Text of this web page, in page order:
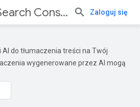
Console API Zaloguj się
do tłumaczenia treści na Twój
wygenerowane przez AI mogą